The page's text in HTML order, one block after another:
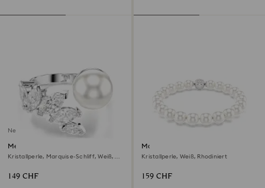
Neu
Mesmera Offener Ring
Kristallperle, Marquise-Schliff, Weiß,
149 CHF
Matrix Armband
Kristallperle, Weiß, Rhodiniert
159 CHF